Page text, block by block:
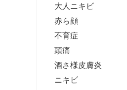
大人ニキビ
赤ら顔
不育症
頭痛
酒さ様皮膚炎
ニキビ